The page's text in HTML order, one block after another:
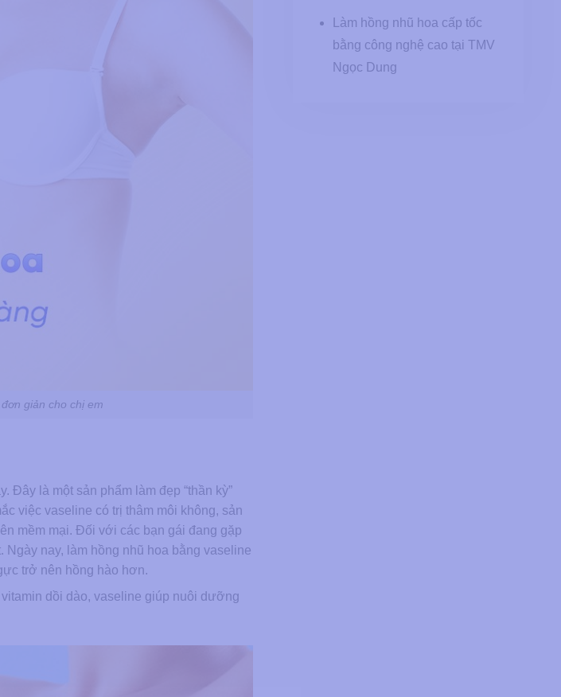
giản cho chị em
Đây là một sản phẩm làm đẹp “thần kỳ”
việc vaseline có trị thâm môi không, sản
mềm mại. Đối với các bạn gái đang gặp
Ngày nay, làm hồng nhũ hoa bằng vaseline
trở nên hồng hào hơn.
dồi dào, vaseline giúp nuôi dưỡng
Làm hồng nhũ hoa cấp tốc
bằng công nghệ cao tại TMV
Ngọc Dung